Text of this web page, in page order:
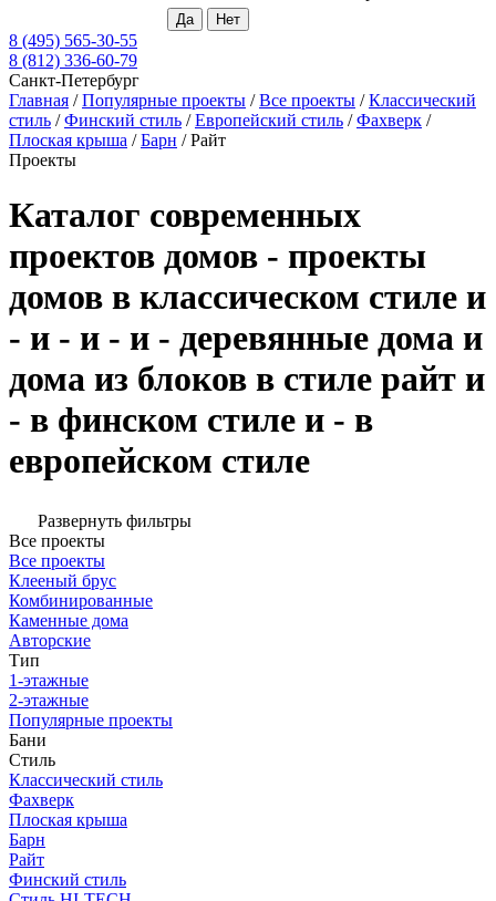
8 (495) 565-30-55
8 (812) 336-60-79
Санкт-Петербург
Главная /Популярные проекты /Все проекты /Классический
стиль /Финский стиль /Европейский стиль /Фахверк /
Плоская крыша /Барн /Райт
Проекты
Каталог современных
проектов домов - проекты
домов в классическом стиле и
- и - и - и - деревянные дома и
дома из блоков в стиле райт и
- в финском стиле и - в
европейском стиле
Развернуть фильтры
Все проекты
Все проекты
Клееный брус
Комбинированные
Каменные дома
Авторские
Тип
1-этажные
2-этажные
Популярные проекты
Бани
Стиль
Классический стиль
Фахверк
Плоская крыша
Барн
Райт
Финский стиль